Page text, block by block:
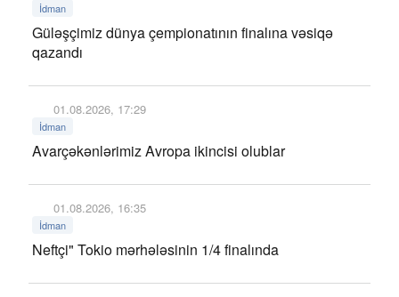
İdman
Güləşçimiz dünya çempionatının finalına vəsiqə
qazandı
01.08.2026, 17:29
İdman
Avarçəkənlərimiz Avropa ikincisi olublar
01.08.2026, 16:35
İdman
Neftçi" Tokio mərhələsinin 1/4 finalında